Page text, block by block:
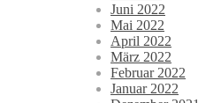
Juni 2022
Mai 2022
April 2022
März 2022
Februar 2022
Januar 2022